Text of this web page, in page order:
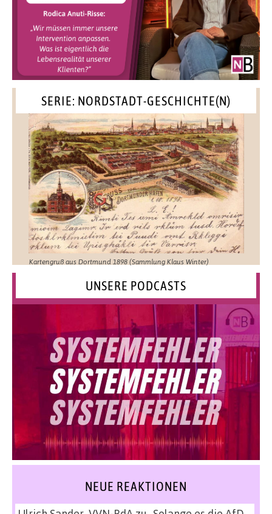
SERIE: NORDSTADT-GESCHICHTE(N)
Kartengruß aus Dortmund 1898 (Sammlung Klaus Winter)
UNSERE PODCASTS
NEUE REAKTIONEN